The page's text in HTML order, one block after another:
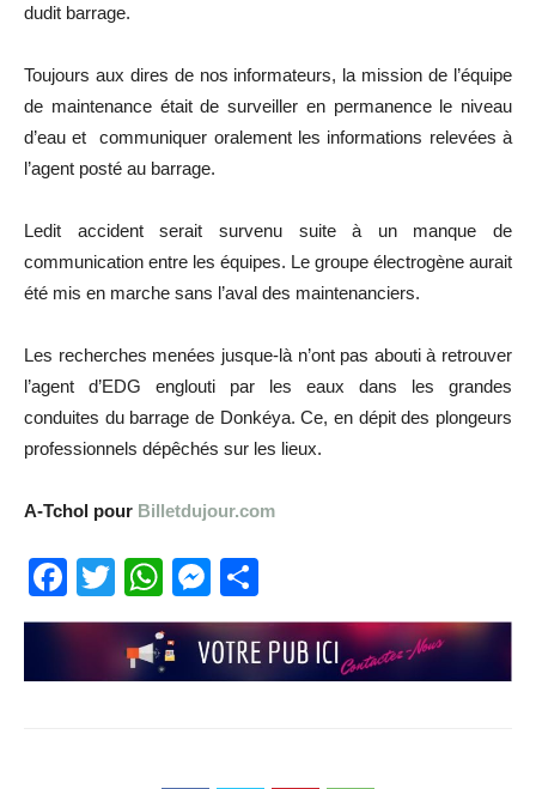
dudit barrage.
Toujours aux dires de nos informateurs, la mission de l’équipe
de maintenance était de surveiller en permanence le niveau
d’eau et communiquer oralement les informations relevées à
l’agent posté au barrage.
Ledit accident serait survenu suite à un manque de
communication entre les équipes. Le groupe électrogène aurait
été mis en marche sans l’aval des maintenanciers.
Les recherches menées jusque-là n’ont pas abouti à retrouver
l’agent d’EDG englouti par les eaux dans les grandes
conduites du barrage de Donkéya. Ce, en dépit des plongeurs
professionnels dépêchés sur les lieux.
A-Tchol pour Billetdujour.com
Facebook
TwitterWhatsApp
Messenger